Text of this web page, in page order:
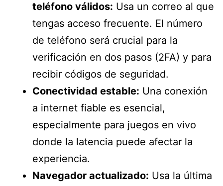
teléfono válidos: Usa un correo al que
tengas acceso frecuente. El número
de teléfono será crucial para la
verificación en dos pasos (2FA) y para
recibir códigos de seguridad.
Conectividad estable: Una conexión
a internet fiable es esencial,
especialmente para juegos en vivo
donde la latencia puede afectar la
experiencia.
Navegador actualizado: Usa la última